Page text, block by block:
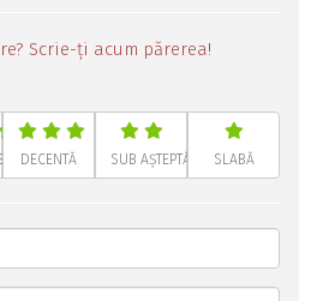
Scrie-ți acum părerea!
DECENTĂ SUB AȘTEPTĂRI SLABĂ